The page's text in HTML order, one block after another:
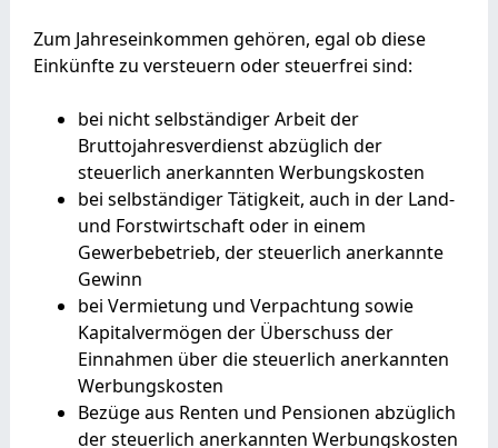
Zum Jahreseinkommen gehören, egal ob diese
Einkünfte zu versteuern oder steuerfrei sind:
bei nicht selbständiger Arbeit der
Bruttojahresverdienst abzüglich der
steuerlich anerkannten Werbungskosten
bei selbständiger Tätigkeit, auch in der Land-
und Forstwirtschaft oder in einem
Gewerbebetrieb, der steuerlich anerkannte
Gewinn
bei Vermietung und Verpachtung sowie
Kapitalvermögen der Überschuss der
Einnahmen über die steuerlich anerkannten
Werbungskosten
Bezüge aus Renten und Pensionen abzüglich
der steuerlich anerkannten Werbungskosten